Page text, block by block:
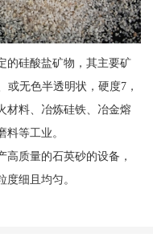
的硅酸盐矿物，其主要矿
或无色半透明状，硬度7，
材料、冶炼硅铁、冶金熔
等工业。
质量的石英砂的设备，
细且均匀。